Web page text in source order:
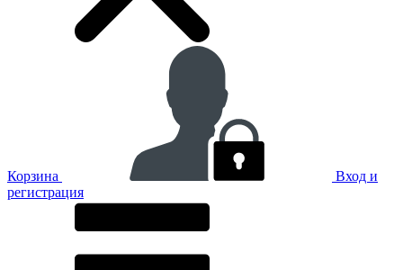
Корзина
Вход и
регистрация